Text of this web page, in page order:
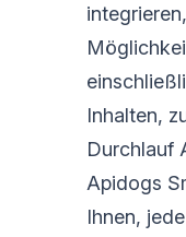
Inhalten,
Durchlauf
Apidogs
Ihnen,